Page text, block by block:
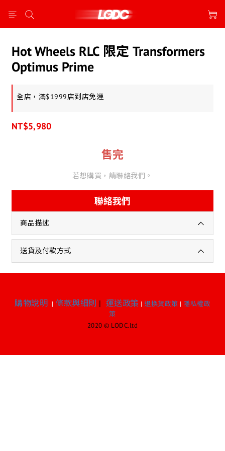
Hot Wheels RLC 限定 Transformers
Optimus Prime
全店，滿$1999店到店免運
NT$5,980
售完
若想購買，請聯絡我們。
聯絡我們
商品描述
送貨及付款方式
購物說明 | 條款與細則 | 運送政策 | 退換貨政策 | 隱私權政
策
2020 © LODC.ltd